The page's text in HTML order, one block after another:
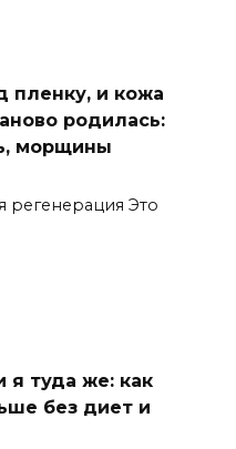
пленку, и кожа
родилась:
морщины
регенерация Это
я туда же: как
без диет и